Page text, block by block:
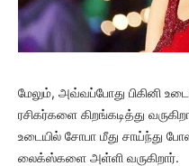
மேலும், அவ்வப்போது பிகினி
ரசிகர்களை கிறங்கடித்து
உடையில் சோபா மீது சாய்ந்து
லைக்ஸ்களை அள்ளி வருகிறார்.